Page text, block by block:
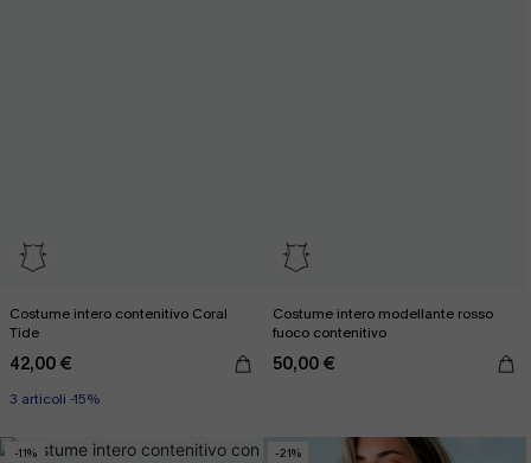
Costume intero contenitivo Coral
Tide
42,00 €
3 articoli -15%
Costume intero modellante rosso
fuoco contenitivo
50,00 €
-11% -21%